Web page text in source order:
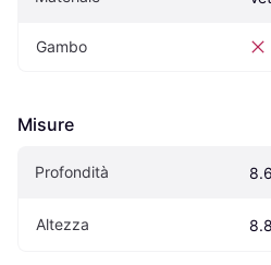
Gambo
Misure
Profondità
Altezza